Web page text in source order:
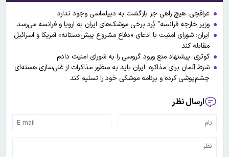
عراقچی: هیچ راهی جز بازگشت به دیپلماسی وجود ندارد
وزیر خارجه فرانسه" بُرد برخی موشک‌های ایران به اروپا و فرانسه می‌رسد
ایران: شورای امنیت با ادعای «دفاع مشروع پیش‌دستانه» آمریکا و اسرائیل
مقابله کند
کوثری: پیشنهاد منع ورود گروسی را به شورای امنیت دادم
شرط آلمان برای مذاکره: ایران باید به منظور مذاکرات از غنی‌سازی هسته‌ای
چشم‌پوشی کرده و برنامه موشکی خود را تسلیم کند
ارسال نظر